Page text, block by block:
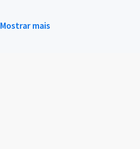
Mostrar mais